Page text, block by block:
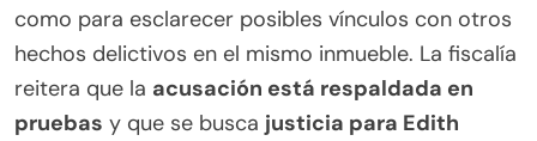
como para esclarecer posibles vínculos con otros
hechos delictivos en el mismo inmueble. La fiscalía
reitera que la acusación está respaldada en
pruebas y que se busca justicia para Edith